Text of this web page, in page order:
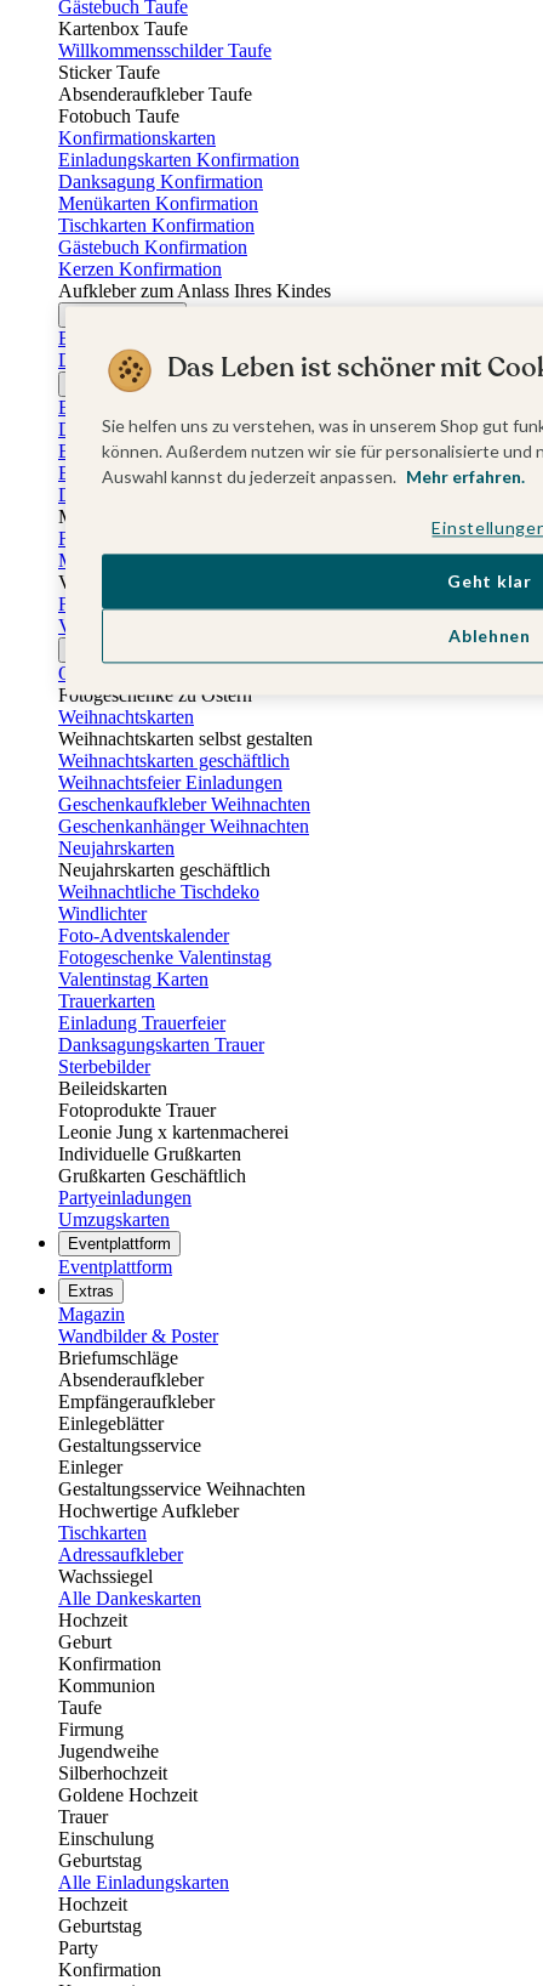
Gästebuch Taufe
Kartenbox Taufe
Willkommensschilder Taufe
Sticker Taufe
Absenderaufkleber Taufe
Fotobuch Taufe
Konfirmationskarten
Einladungskarten Konfirmation
Danksagung Konfirmation
Menükarten Konfirmation
Tischkarten Konfirmation
Gästebuch Konfirmation
Kerzen Konfirmation
Aufkleber zum Anlass Ihres Kindes
Einladungskarten Firmung
Dankeskarten Firmung
Jugendweihekarten
Einladungskarten Jugendweihe
Dankeskarten Jugendweihe
Einschulungskarten
Einladungskarten Einschulung
Danksagung Einschulung
Muttertag
Fotogeschenke Muttertag
Muttertagskarten
Vatertag
Fotogeschenke Vatertag
Vatertagskarten
Osterkarten
Fotogeschenke zu Ostern
Weihnachtskarten
Weihnachtskarten selbst gestalten
Weihnachtskarten geschäftlich
Weihnachtsfeier Einladungen
Geschenkaufkleber Weihnachten
Geschenkanhänger Weihnachten
Neujahrskarten
Neujahrskarten geschäftlich
Weihnachtliche Tischdeko
Windlichter
Foto-Adventskalender
Fotogeschenke Valentinstag
Valentinstag Karten
Trauerkarten
Einladung Trauerfeier
Danksagungskarten Trauer
Sterbebilder
Beileidskarten
Fotoprodukte Trauer
Leonie Jung x kartenmacherei
Individuelle Grußkarten
Grußkarten Geschäftlich
Partyeinladungen
Umzugskarten
Eventplattform
Eventplattform
Extras
Magazin
Wandbilder & Poster
Briefumschläge
Absenderaufkleber
Empfängeraufkleber
Einlegeblätter
Gestaltungsservice
Einleger
Gestaltungsservice Weihnachten
Hochwertige Aufkleber
Tischkarten
Adressaufkleber
Wachssiegel
Alle Dankeskarten
Hochzeit
Geburt
Konfirmation
Kommunion
Taufe
Firmung
Jugendweihe
Silberhochzeit
Goldene Hochzeit
Trauer
Einschulung
Geburtstag
Alle Einladungskarten
Hochzeit
Geburtstag
Party
Konfirmation
Das Leben ist schöner mit
Sie helfen uns zu verstehen, was in unserem Shop gut
können. Außerdem nutzen wir sie für personalisierte
Auswahl kannst du jederzeit anpassen. Mehr erfahren.
Ablehnen
Geht klar